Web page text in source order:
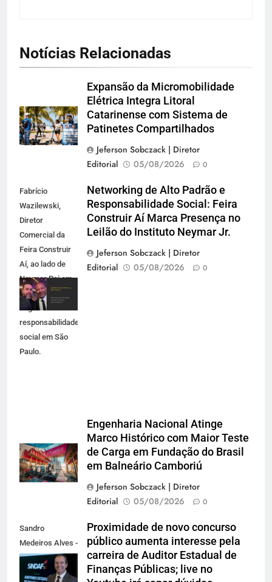
Notícias Relacionadas
Expansão da Micromobilidade
Elétrica Integra Litoral
Catarinense com Sistema de
Patinetes Compartilhados
Jeferson Sobczack | Diretor
Editorial
05/08/2026 0
Fabrício
Wazilewski,
Diretor
Comercial da
Feira Construir
Aí, ao lado de
Neymar Pai em
evento de
negócios e
responsabilidade
social em São
Paulo.
Networking de Alto Padrão e
Responsabilidade Social: Feira
Construir Aí Marca Presença no
Leilão do Instituto Neymar Jr.
Jeferson Sobczack | Diretor
Editorial
05/08/2026 0
Engenharia Nacional Atinge
Marco Histórico com Maior Teste
de Carga em Fundação do Brasil
em Balneário Camboriú
Jeferson Sobczack | Diretor
Editorial
05/08/2026 0
Sandro
Medeiros Alves -
Presidente do
Sindaf-SC
Proximidade de novo concurso
público aumenta interesse pela
carreira de Auditor Estadual de
Finanças Públicas; live no